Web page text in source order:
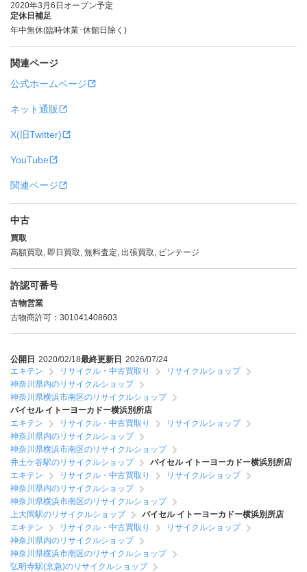
2020年3月6日オープン予定
定休日補足
年中無休(臨時休業･休館日除く)
関連ページ
公式ホームページ
ネット通販
X(旧Twitter)
YouTube
関連ページ
中古
買取
高額買取, 即日買取, 無料査定, 出張買取, ビンテージ
許認可番号
古物営業
古物商許可：301041408603
公開日 2020/02/18最終更新日 2026/07/24
エキテン
リサイクル・中古買取り
リサイクルショップ
神奈川県内のリサイクルショップ
神奈川県横浜市南区のリサイクルショップ
バイセル イトーヨーカドー横浜別所店
エキテン
リサイクル・中古買取り
リサイクルショップ
神奈川県内のリサイクルショップ
神奈川県横浜市南区のリサイクルショップ
井土ケ谷駅のリサイクルショップ
バイセル イトーヨーカドー横浜別所店
エキテン
リサイクル・中古買取り
リサイクルショップ
神奈川県内のリサイクルショップ
神奈川県横浜市南区のリサイクルショップ
上大岡駅のリサイクルショップ
バイセル イトーヨーカドー横浜別所店
エキテン
リサイクル・中古買取り
リサイクルショップ
神奈川県内のリサイクルショップ
神奈川県横浜市南区のリサイクルショップ
弘明寺駅(京急)のリサイクルショップ